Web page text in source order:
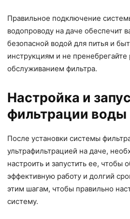
Правильное подключение
водопроводу на даче обеспечит
безопасной водой для питья и
инструкциям и не пренебрегайте
обслуживанием фильтра.
Настройка и
фильтрации воды
После установки системы
ультрафильтрацией на даче,
настроить и запустить ее, чтобы
эффективную работу и долгий
этим шагам, чтобы правильно
систему.